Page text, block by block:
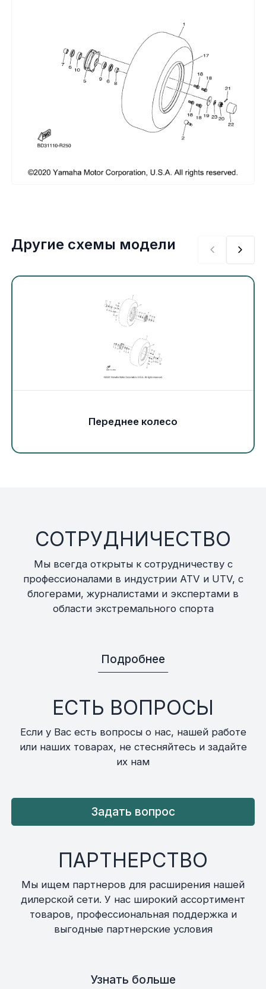
Топливная система
Тормозная система
Трансмиссия
Хранение и перевозка
Электрика
Движители (гребные винты)
Другие схемы модели
Переднее колесо
СОТРУДНИЧЕСТВО
Мы всегда открыты к сотрудничеству с
профессионалами в индустрии ATV и UTV, с
блогерами, журналистами и экспертами в
области экстремального спорта
Подробнее
ЕСТЬ ВОПРОСЫ
Если у Вас есть вопросы о нас, нашей работе
или наших товарах, не стесняйтесь и задайте
их нам
Задать вопрос
ПАРТНЕРСТВО
Мы ищем партнеров для расширения нашей
дилерской сети. У нас широкий ассортимент
товаров, профессиональная поддержка и
выгодные партнерские условия
Узнать больше